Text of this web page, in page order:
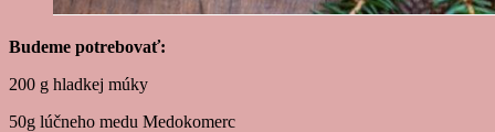
Budeme potrebovať:
200 g hladkej múky
50g lúčneho medu Medokomerc